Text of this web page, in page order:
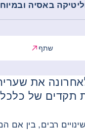
באסיה
שתף
את
תקדים של
רבים, בין אם